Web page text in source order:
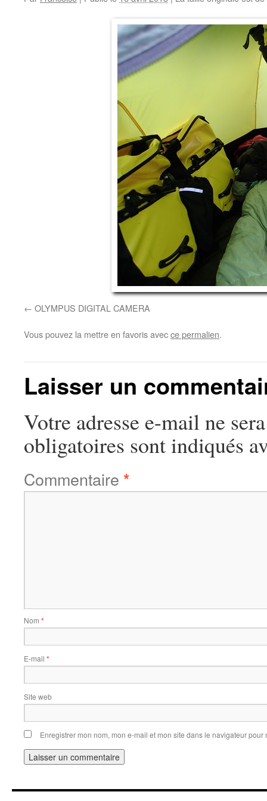
OLYMPUS DIGITAL CAMERA
Vous pouvez la mettre en favoris avecce permalien.
Laisser un
Votre adresse e-mail ne
obligatoires sont indiqués
Commentaire *
Nom *
E-mail *
Site web
Enregistrer mon nom, mon e-mail et mon site dans le navigateur